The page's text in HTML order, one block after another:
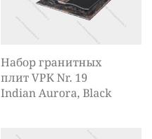
Набор гранитных
плит VPK Nr. 19
Indian Aurora, Black